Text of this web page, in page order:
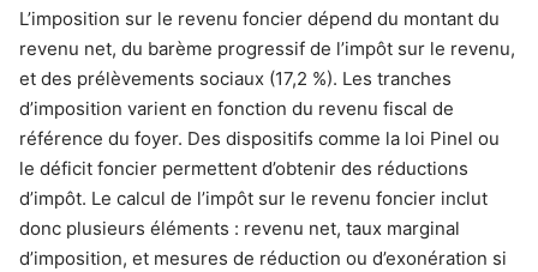
L’imposition sur le revenu foncier dépend du montant du
revenu net, du barème progressif de l’impôt sur le revenu,
et des prélèvements sociaux (17,2 %). Les tranches
d’imposition varient en fonction du revenu fiscal de
référence du foyer. Des dispositifs comme la loi Pinel ou
le déficit foncier permettent d’obtenir des réductions
d’impôt. Le calcul de l’impôt sur le revenu foncier inclut
donc plusieurs éléments : revenu net, taux marginal
d’imposition, et mesures de réduction ou d’exonération si